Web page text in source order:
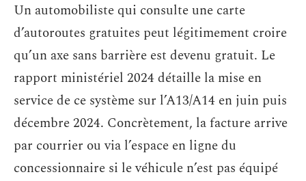
Un automobiliste qui consulte une carte
d’autoroutes gratuites peut légitimement croire
qu’un axe sans barrière est devenu gratuit. Le
rapport ministériel 2024 détaille la mise en
service de ce système sur l’A13/A14 en juin puis
décembre 2024. Concrètement, la facture arrive
par courrier ou via l’espace en ligne du
concessionnaire si le véhicule n’est pas équipé